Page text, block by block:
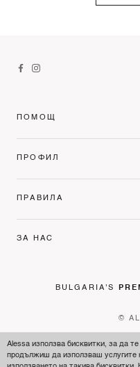
Alessa използва бисквитки, за да
продължиш да използваш услугите
ПОМОЩ
ПРОФИЛ
ПРАВИЛА
ЗА НАС
BULGARIA'S
©